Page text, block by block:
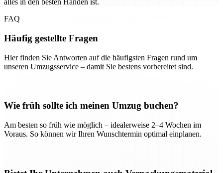
alles in den besten Händen ist.
FAQ
Häufig gestellte Fragen
Hier finden Sie Antworten auf die häufigsten Fragen rund um
unseren Umzugsservice – damit Sie bestens vorbereitet sind.
Wie früh sollte ich meinen Umzug buchen?
Am besten so früh wie möglich – idealerweise 2–4 Wochen im
Voraus. So können wir Ihren Wunschtermin optimal einplanen.